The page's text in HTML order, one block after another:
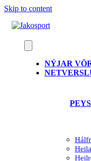
Skip to content
NÝJAR